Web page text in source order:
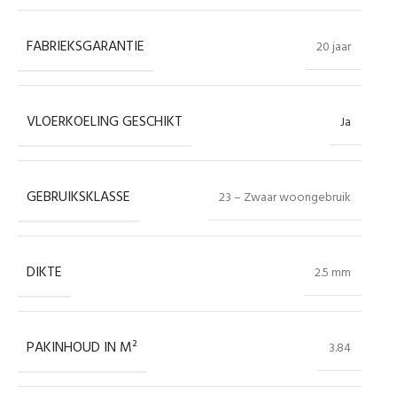
FABRIEKSGARANTIE 20 jaar
VLOERKOELING GESCHIKT Ja
GEBRUIKSKLASSE 23 – Zwaar woongebruik
DIKTE 2.5 mm
PAKINHOUD IN M² 3.84